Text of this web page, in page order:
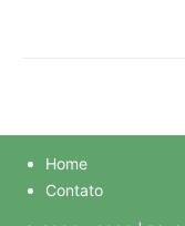
Home
Contato